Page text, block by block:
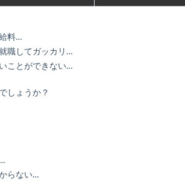
料…
職してガッカリ…
ことができない…
しょうか？
らない…